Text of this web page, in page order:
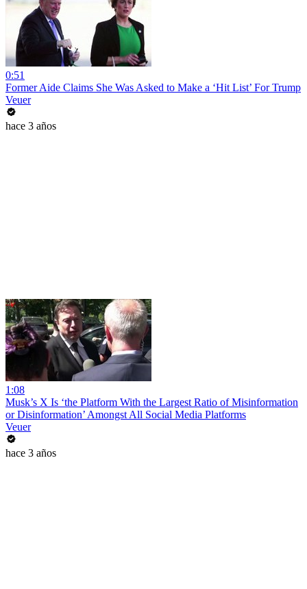
0:51
Former Aide Claims She Was Asked to Make a ‘Hit List’ For Trump
Veuer
hace 3 años
1:08
Musk’s X Is ‘the Platform With the Largest Ratio of Misinformation
or Disinformation’ Amongst All Social Media Platforms
Veuer
hace 3 años